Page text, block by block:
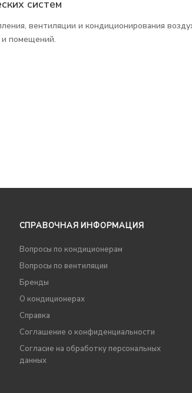
систем
вентиляции и кондиционирования
помещений.
СПРАВОЧНАЯ ИНФОРМАЦИЯ
Вопросы по кондиционерам
Вопросы по вентиляции
Бренды
О кондиционерах
Справка
Соглашение о конфиденциальности
Согласие на обработку персональных
данных